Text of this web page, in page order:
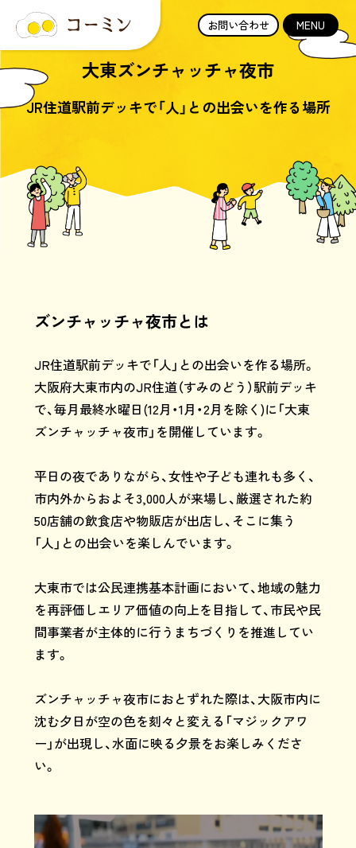
お問い合わせ MENU
大東ズンチャッチャ夜市
JR住道駅前デッキで「人」との出会いを作る場所
ズンチャッチャ夜市とは
JR住道駅前デッキで「人」との出会いを作る場所。
大阪府大東市内のJR住道（すみのどう）駅前デッキ
で、毎月最終水曜日(12月・1月・2月を除く)に「大東
ズンチャッチャ夜市」を開催しています。
平日の夜でありながら、女性や子ども連れも多く、
市内外からおよそ3,000人が来場し、厳選された約
50店舗の飲食店や物販店が出店し、そこに集う
「人」との出会いを楽しんでいます。
大東市では公民連携基本計画において、地域の魅力
を再評価しエリア価値の向上を目指して、市民や民
間事業者が主体的に行うまちづくりを推進してい
ます。
ズンチャッチャ夜市におとずれた際は、大阪市内に
沈む夕日が空の色を刻々と変える「マジックアワ
ー」が出現し、水面に映る夕景をお楽しみくださ
い。